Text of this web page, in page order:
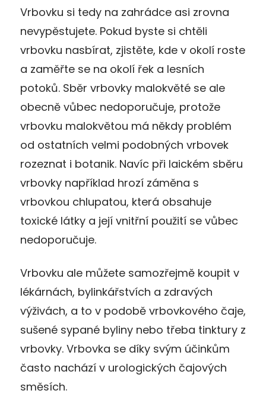
Vrbovku si tedy na zahrádce asi zrovna
nevypěstujete. Pokud byste si chtěli
vrbovku nasbírat, zjistěte, kde v okolí roste
a zaměřte se na okolí řek a lesních
potoků. Sběr vrbovky malokvěté se ale
obecně vůbec nedoporučuje, protože
vrbovku malokvětou má někdy problém
od ostatních velmi podobných vrbovek
rozeznat i botanik. Navíc při laickém sběru
vrbovky například hrozí záměna s
vrbovkou chlupatou, která obsahuje
toxické látky a její vnitřní použití se vůbec
nedoporučuje.
Vrbovku ale můžete samozřejmě koupit v
lékárnách, bylinkářstvích a zdravých
výživách, a to v podobě vrbovkového čaje,
sušené sypané byliny nebo třeba tinktury z
vrbovky. Vrbovka se díky svým účinkům
často nachází v urologických čajových
směsích.